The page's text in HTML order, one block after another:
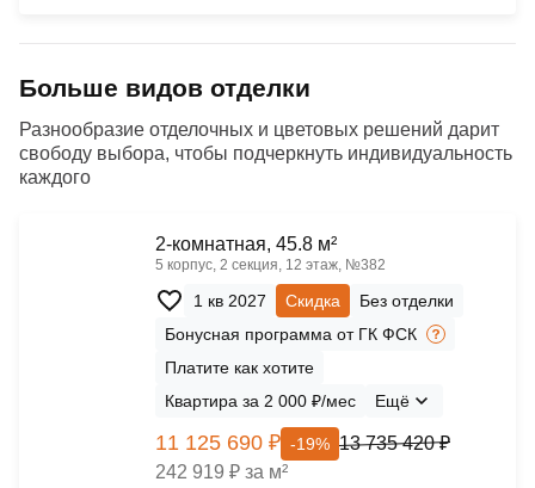
Больше видов отделки
Разнообразие отделочных и цветовых решений дарит
свободу выбора, чтобы подчеркнуть индивидуальность
каждого
2-комнатная, 45.8 м²
5 корпус, 2 секция, 12 этаж, №382
1 кв 2027 Скидка
Без отделки
Бонусная программа от ГК ФСК
Платите как хотите
Квартира за 2 000 ₽/мес
Ещё
11 125 690 ₽ -19% 13 735 420 ₽
242 919 ₽ за м²